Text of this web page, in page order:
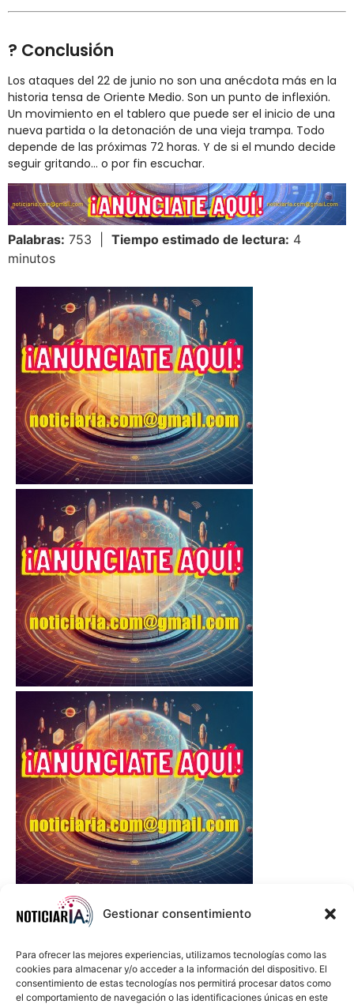
Gestionar consentimiento
Para ofrecer las mejores experiencias, utilizamos tecnologías como las
cookies para almacenar y/o acceder a la información del dispositivo. El
consentimiento de estas tecnologías nos permitirá procesar datos como
el comportamiento de navegación o las identificaciones únicas en este
? Conclusión
Los ataques del 22 de junio no son una anécdota más en la
historia tensa de Oriente Medio. Son un punto de inflexión.
Un movimiento en el tablero que puede ser el inicio de una
nueva partida o la detonación de una vieja trampa. Todo
depende de las próximas 72 horas. Y de si el mundo decide
seguir gritando… o por fin escuchar.
Palabras: 753 | Tiempo estimado de lectura: 4
minutos